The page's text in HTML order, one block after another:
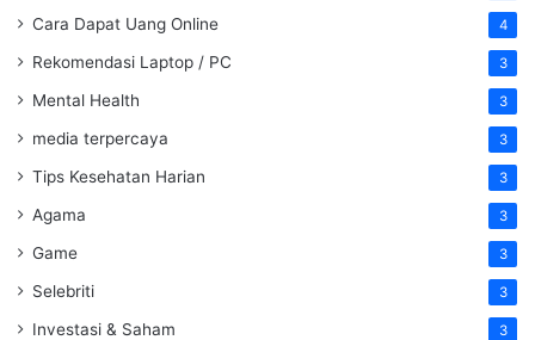
Cara Dapat Uang Online 4
Rekomendasi Laptop / PC 3
Mental Health 3
media terpercaya 3
Tips Kesehatan Harian 3
Agama 3
Game 3
Selebriti 3
Investasi & Saham 3